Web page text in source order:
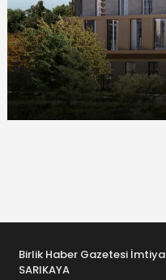
Birlik Haber Gazetesi
SARIKAYA